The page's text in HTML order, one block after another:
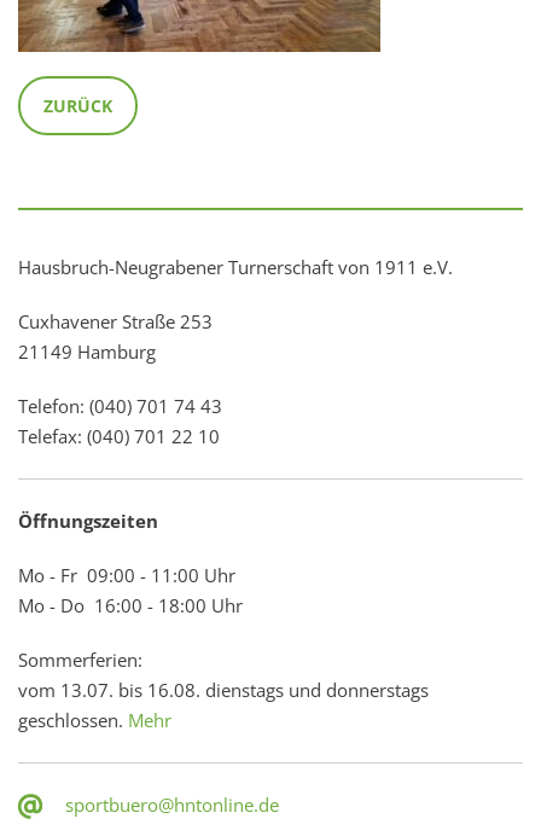
ZURÜCK
Hausbruch-Neugrabener Turnerschaft von 1911 e.V.
Cuxhavener Straße 253
21149 Hamburg
Telefon: (040) 701 74 43
Telefax: (040) 701 22 10
Öffnungszeiten
Mo - Fr 09:00 - 11:00 Uhr
Mo - Do 16:00 - 18:00 Uhr
Sommerferien:
vom 13.07. bis 16.08. dienstags und donnerstags
geschlossen. Mehr
sportbuero@hntonline.de